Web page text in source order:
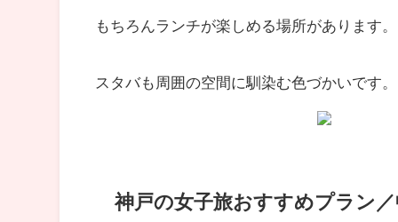
もちろんランチが楽しめる場所があります。
スタバも周囲の空間に馴染む色づかいです。
神戸の女子旅おすすめプラン